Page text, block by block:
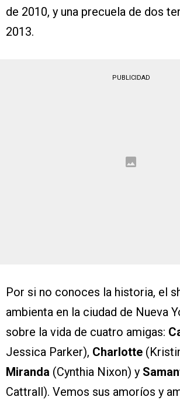
de 2010, y una precuela de dos
2013.
PUBLICIDAD
Por si no conoces la historia, el
ambienta en la ciudad de Nueva
sobre la vida de cuatro amigas:
Jessica Parker), Charlotte
Miranda (Cynthia Nixon) y
Cattrall). Vemos sus amoríos y